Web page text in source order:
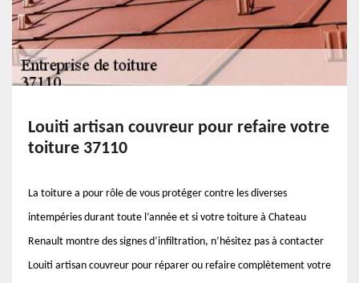
Louiti artisan couvreur pour refaire votre
toiture 37110
La toiture a pour rôle de vous protéger contre les diverses
intempéries durant toute l’année et si votre toiture à Chateau
Renault montre des signes d’infiltration, n’hésitez pas à contacter
Louiti artisan couvreur pour réparer ou refaire complètement votre